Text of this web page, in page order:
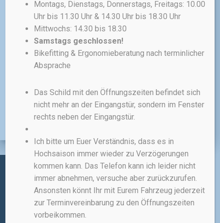
für den Transport von Lasten
hinter dem Fahrrad konstruiert.
320,00€
Administratives:
IMPRESSUM
Montags, Dienstags, Donnerstags, Freitags: 10.00
Uhr bis 11.30 Uhr & 14.30 Uhr bis 18.30 Uhr
Mittwochs: 14.30 bis 18.30
Samstags geschlossen!
Bikefitting & Ergonomieberatung nach terminlicher
Absprache
Das Schild mit den Öffnungszeiten befindet sich
nicht mehr an der Eingangstür, sondern im Fenster
rechts neben der Eingangstür.
Ich bitte um Euer Verständnis, dass es in
Hochsaison immer wieder zu Verzögerungen
kommen kann. Das Telefon kann ich leider nicht
immer abnehmen, versuche aber zurückzurufen.
Ansonsten könnt Ihr mit Eurem Fahrzeug jederzeit
zur Terminvereinbarung zu den Öffnungszeiten
vorbeikommen.